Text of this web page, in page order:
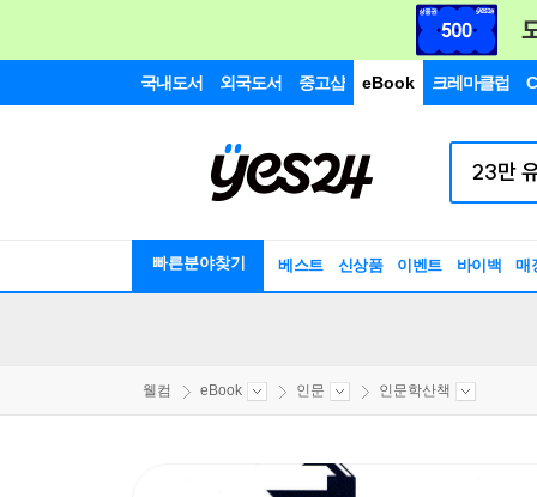
국내도서 외국도서 중고샵 eBook 크레마클럽
빠른분야찾기 베스트 신상품 이벤트 바이백 매
웰컴 eBook 인문 인문학산책